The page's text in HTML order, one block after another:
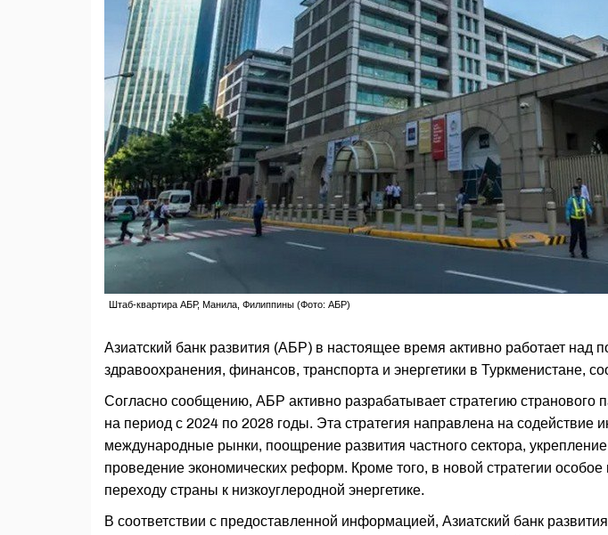
Штаб-квартира АБР, Манила, Филиппины (Фото: АБР)
Азиатский банк развития (АБР) в настоящее время активно работает над
здравоохранения, финансов, транспорта и энергетики в Туркменистане,
Согласно сообщению, АБР активно разрабатывает стратегию странового
на период с 2024 по 2028 годы. Эта стратегия направлена на содействие
международные рынки, поощрение развития частного сектора, укрепление
проведение экономических реформ. Кроме того, в новой стратегии особое
переходу страны к низкоуглеродной энергетике.
В соответствии с предоставленной информацией, Азиатский банк